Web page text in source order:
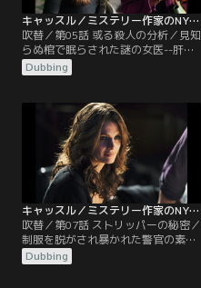
キャッスル／ミステリー作家のNY事件簿 シーズン3 第05話／吹替
吹替／第05話 或る殺人の分析／見知
らぬ棺で眠らされた謎の女医--肝不
全で死亡した男性の葬儀中、棺桶の
中から女性の変死体が転がり落ちて
ンローと判明するが、死因は謎に包
まれていた。そこで病院に調査に向
かったキャッスルとベケットは、事
件当夜ヴァレリーが若い看護師と口
論をした上に、謎の男と病院を後に
していたと知る。
Dubbing
キャッスル／ミステリー作家のNY事件簿 シーズン3 第07話／吹替
吹替／第07話 ストリッパーの秘密／
制服を脱がされ暴かれた警官の素顔-
-“警官が撃たれている”とタクシー運
転手からの通報を受けた。しかし、
Dubbing